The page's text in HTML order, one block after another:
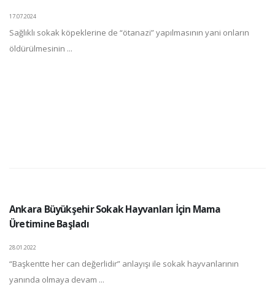
17.07.2024
Sağlıklı sokak köpeklerine de “ötanazi” yapılmasının yani onların
öldürülmesinin ...
Ankara Büyükşehir Sokak Hayvanları İçin Mama
Üretimine Başladı
28.01.2022
“Başkentte her can değerlidir” anlayışı ile sokak hayvanlarının
yanında olmaya devam ...